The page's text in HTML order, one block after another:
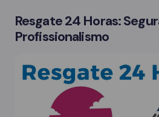
Resgate 24 Horas:
Profissionalismo